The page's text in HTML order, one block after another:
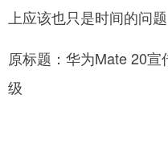
上应该也只是时间的问题
原标题：华为Mate 20
级